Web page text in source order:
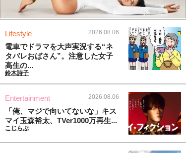
Lifestyle 2026.08.06
電車でドラマを大声実況する“ネ
タバレおばさん”。注意した女子
高生の...
鈴木詩子
Entertainment 2026.08.06
「俺、マジで向いてないな」キス
マイ玉森裕太、TVer1000万再生...
こじらぶ